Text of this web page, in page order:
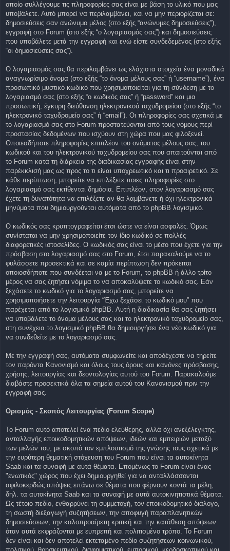
οποίο συλλέγουμε τις πληροφορίες σας είναι με βάση το υλικό που μας
υποβάλετε. Αυτό μπορεί να περιλαμβάνει, και να μην περιορίζεται σε:
δημοσιεύσεις σαν ανώνυμο μέλος (στο εξής “ανώνυμες δημοσιεύσεις”),
εγγραφή στο Forum (στο εξής “ο λογαριασμός σας”) και δημοσιεύσεις
που υποβάλετε μετά την εγγραφή και ενώ είστε συνδεδεμένος (στο εξής
“οι δημοσιεύσεις σας”).
Ο λογαριασμός σας θα περιλαμβάνει ως ελάχιστα στοιχεία ένα μοναδικά
αναγνωρίσιμο όνομα (στο εξής “το όνομα μέλους σας” ή “username”), ένα
προσωπικό μυστικό κωδικό που χρησιμοποιείται για τη σύνδεση με το
λογαριασμό σας (στο εξής “ο κωδικός σας” ή “password” και μια
προσωπική, έγκυρη διεύθυνση ηλεκτρονικού ταχυδρομείου (στο εξής “το
ηλεκτρονικό ταχυδρομείο σας” ή “email”). Οι πληροφορίες σας σχετικά με
το λογαριασμό σας στο Forum προστατεύονται από τους νόμους περί
προστασίας δεδομένων που ισχύουν στη χώρα που μας φιλοξενεί.
Οποιεσδήποτε πληροφορίες επιπλέον του ονόματος μέλους σας, του
κωδικού και του ηλεκτρονικού ταχυδρομείου σας που απαιτούνται από
το Forum κατά τη διάρκεια της διαδικασίας εγγραφής είναι στην
παρέκκλισή μας ως προς το τι είναι υποχρεωτικό και τι προαιρετικό. Σε
κάθε περίπτωση, μπορείτε να επιλέξετε ποιες πληροφορίες στο
λογαριασμό σας εκτίθενται δημόσια. Επιπλέον, στον λογαριασμό σας
έχετε τη δυνατότητα να επιλέξετε αν θα λαμβάνετε ή όχι ηλεκτρονικά
μηνύματα που δημιουργούνται αυτόματα από το phpBB λογισμικό.
Ο κωδικός σας κρυπτογραφείται έτσι ώστε να είναι ασφαλές. Όμως
συνίσταται να μην χρησιμοποιείτε τον ίδιο κωδικό σε πολλές
διαφορετικές ιστοσελίδες. Ο κωδικός σας είναι το μέσο που έχετε για την
πρόσβαση στο λογαριασμό σας στο Forum, έτσι παρακαλούμε να το
φυλάσσετε προσεκτικά και σε καμία περίπτωση δεν πρόκειται
οποιοσδήποτε που συνδέεται να με το Forum, το phpBB ή άλλο τρίτο
μέρος να σας ζητήσει νόμιμα το να αποκαλύψετε το κωδικό σας. Εάν
ξεχάσετε το κωδικό για το λογαριασμό σας, μπορείτε να
χρησιμοποιήσετε την λειτουργία “Έχω ξεχάσει το κωδικό μου” που
παρέχεται από το λογισμικό phpBB. Αυτή η διαδικασία θα σας ζητήσει
να υποβάλετε το όνομα μέλους σας και το ηλεκτρονικό ταχυδρομείο σας,
στη συνέχεια το λογισμικό phpBB θα δημιουργήσει ένα νέο κωδικό για
να συνδεθείτε με το λογαριασμό σας.
Με την εγγραφή σας, αυτόματα συμφωνείτε και αποδέχεστε να τηρείτε
τον παρόντα Κανονισμό και όλους τους όρους και κανόνες πρόσβασης,
χρήσης, λειτουργίας και δεοντολογίας αυτού του Forum. Παρακαλούμε
διαβάστε προσεκτικά όλα τα σημεία αυτού του Κανονισμού πριν την
εγγραφή σας.
Ορισμός - Σκοπός Λειτουργίας (Forum Scope)
To Forum αυτό αποτελεί ένα πεδίο ελεύθερης, αλλά όχι ανεξέλεγκτης,
ανταλλαγής εποικοδομητικών απόψεων, ιδεών και εμπειριών μεταξύ
των μελών του, με σκοπό τον εμπλουτισμό της γνώσης τους σχετικά με
την ευρύτερη θεματική στόχευση του Forum που είναι τα αυτοκίνητα
Saab και τα συναφή με αυτά θέματα. Επομένως το Forum είναι ένας
"ενωτικός" χώρος που έχει δημιουργηθεί για να ανταλλάσσονται
αφιλοκερδώς απόψεις επάνω σε θέματα που φέρνουν κοντά τα μέλη,
δηλ. τα αυτοκίνητα Saab και τα συναφή με αυτά αυτοκινητιστικά θέματα.
Ως τέτοιο πεδίο, ενθαρρύνει τη συμμετοχή, τον εποικοδομητικό διάλογο,
τη σωστή διεξαγωγή συζητήσεων, την αποφυγή παραπλανητικών
δημοσιεύσεων, την καλοπροαίρετη κριτική και την κατάθεση απόψεων
όταν αυτά εκφράζονται με ευπρεπή και πολιτισμένο τρόπο. Το Forum
δεν είναι και δεν αποτελεί εκτεταμένο πεδίο συζητήσεων κοινωνικού,